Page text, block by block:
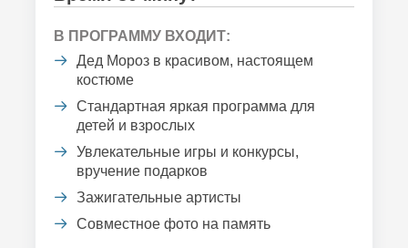
В ПРОГРАММУ ВХОДИТ:
Дед Мороз в красивом, настоящем
костюме
Стандартная яркая программа для
детей и взрослых
Увлекательные игры и конкурсы,
вручение подарков
Зажигательные артисты
Совместное фото на память